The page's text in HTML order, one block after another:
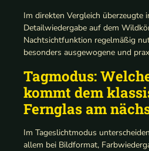
Im direkten Vergleich überzeugte
Detailwiedergabe auf dem
Nachtsichtfunktion regelmäßig
besonders ausgewogene und
Tagmodus:
kommt dem
Fernglas am
Im Tageslichtmodus
allem bei Bildformat,